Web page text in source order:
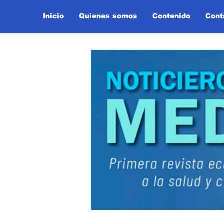
Inicio Quienes somos Contenido